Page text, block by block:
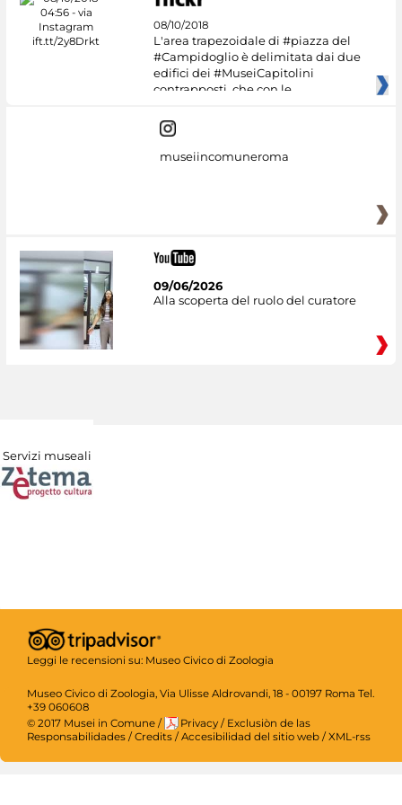
08/10/2018
L'area trapezoidale di #piazza del
#Campidoglio è delimitata dai due
edifici dei #MuseiCapitolini
contrapposti, che con le
museiincomuneroma
09/06/2026
Alla scoperta del ruolo del curatore
Servizi museali
Leggi le recensioni su: Museo Civico di Zoologia
Museo Civico di Zoologia, Via Ulisse Aldrovandi, 18 - 00197 Roma Tel.
+39 060608
© 2017 Musei in Comune / Privacy / Exclusiòn de las
Responsabilidades /Credits /Accesibilidad del sitio web /XML-rss